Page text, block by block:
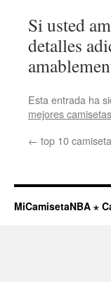
Si usted
detalles
Esta entrada ha
mejores
← top 10
MiCamisetaNBA ⋆